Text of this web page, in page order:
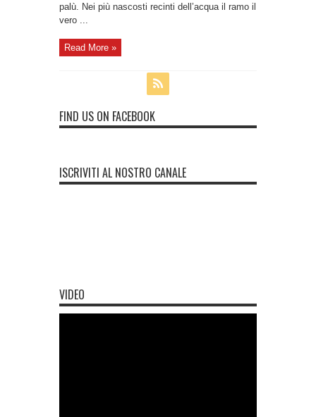
palù. Nei più nascosti recinti dell’acqua il ramo il
vero ...
Read More »
FIND US ON FACEBOOK
ISCRIVITI AL NOSTRO CANALE
VIDEO